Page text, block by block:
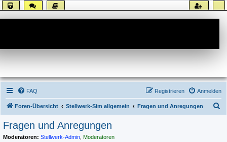
FAQ Anmelden
Registrieren
Foren-Übersicht Stellwerk-Sim allgemein Fragen und Anregungen
Fragen und Anregungen
Moderatoren: Stellwerk-Admin Moderatoren